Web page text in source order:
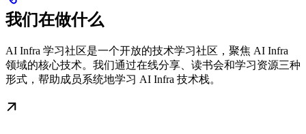
我们在做什么
AI Infra 学习社区是一个开放的技术学习社区，聚焦 AI Infra
领域的核心技术。我们通过在线分享、读书会和学习资源三种
形式，帮助成员系统地学习 AI Infra 技术栈。